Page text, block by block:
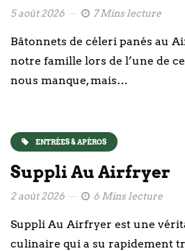
5 août 2026 7 Mins lecture
Bâtonnets de céleri panés au
notre famille lors de l’une de
nous manque, mais…
ENTRÉES & APÉROS
Suppli Au Airfryer
2 août 2026 6 Mins lecture
Suppli Au Airfryer est une
culinaire qui a su rapidement